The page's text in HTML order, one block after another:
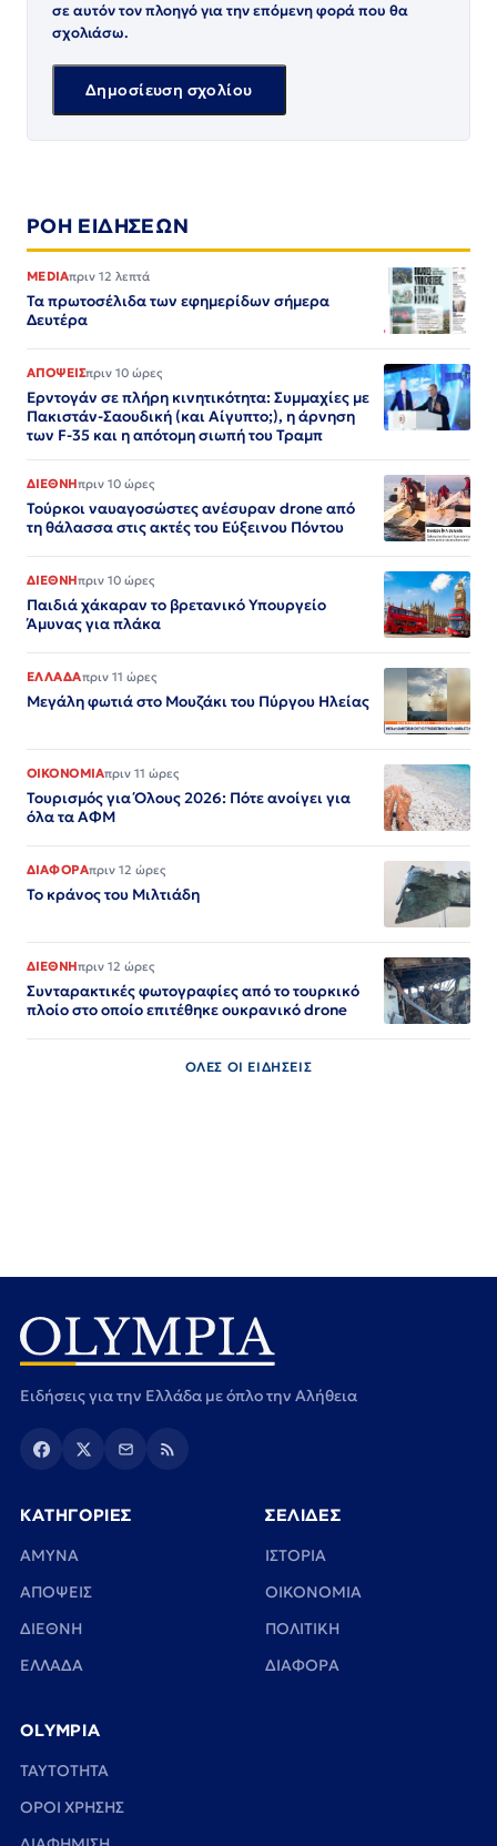
σε αυτόν τον πλοηγό για την επόμενη φορά που θα
σχολιάσω.
ΡΟΗ ΕΙΔΗΣΕΩΝ
MEDIAπριν 12 λεπτά
Τα πρωτοσέλιδα των εφημερίδων σήμερα
Δευτέρα
ΑΠΟΨΕΙΣπριν 10 ώρες
Ερντογάν σε πλήρη κινητικότητα: Συμμαχίες με
Πακιστάν-Σαουδική (και Αίγυπτο;), η άρνηση
των F-35 και η απότομη σιωπή του Τραμπ
ΔΙΕΘΝΗπριν 10 ώρες
Τούρκοι ναυαγοσώστες ανέσυραν drone από
τη θάλασσα στις ακτές του Εύξεινου Πόντου
ΔΙΕΘΝΗπριν 10 ώρες
Παιδιά χάκαραν το βρετανικό Υπουργείο
Άμυνας για πλάκα
ΕΛΛΑΔΑπριν 11 ώρες
Μεγάλη φωτιά στο Μουζάκι του Πύργου Ηλείας
ΟΙΚΟΝΟΜΙΑπριν 11 ώρες
Τουρισμός για Όλους 2026: Πότε ανοίγει για
όλα τα ΑΦΜ
ΔΙΑΦΟΡΑπριν 12 ώρες
Το κράνος του Μιλτιάδη
ΔΙΕΘΝΗπριν 12 ώρες
Συνταρακτικές φωτογραφίες από το τουρκικό
πλοίο στο οποίο επιτέθηκε ουκρανικό drone
ΟΛΕΣ ΟΙ ΕΙΔΗΣΕΙΣ
Ειδήσεις για την Ελλάδα με όπλο την Αλήθεια
ΚΑΤΗΓΟΡΙΕΣ
ΑΜΥΝΑ
ΑΠΟΨΕΙΣ
ΔΙΕΘΝΗ
ΕΛΛΑΔΑ
ΣΕΛΙΔΕΣ
ΙΣΤΟΡΙΑ
ΟΙΚΟΝΟΜΙΑ
ΠΟΛΙΤΙΚΗ
ΔΙΑΦΟΡΑ
OLYMPIA
TAYTOTHTA
ΟΡΟΙ ΧΡΗΣΗΣ